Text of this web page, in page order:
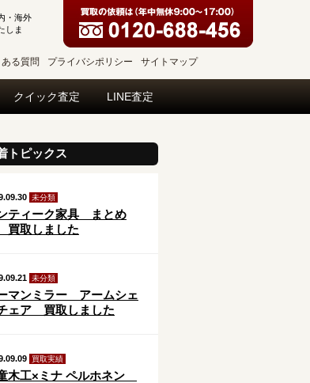
・海外
しま
る質問 プライバシポリシー サイトマップ
クイック査定 LINE査定
トピックス
未分類
ティーク家具 まとめ
取しました
未分類
マンミラー アームシェ
ェア 買取しました
買取実績
木工×ミナ ペルホネン